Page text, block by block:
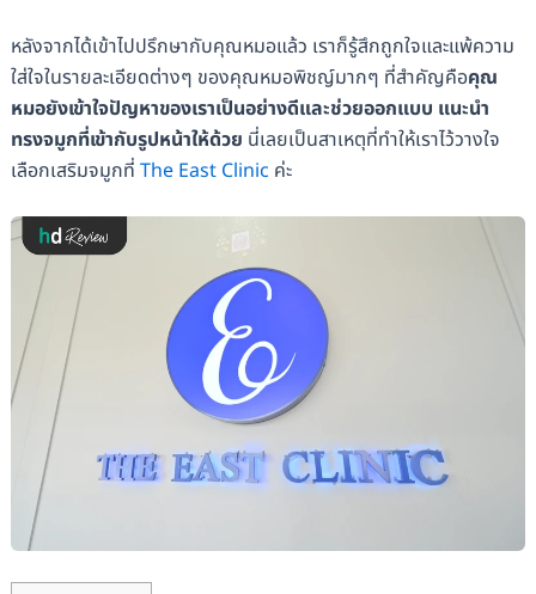
หลังจากได้เข้าไปปรึกษากับคุณหมอแล้ว เราก็รู้สึกถูกใจและแพ้ความ
ใส่ใจในรายละเอียดต่างๆ ของคุณหมอพิชญ์มากๆ ที่สำคัญคือคุณ
หมอยังเข้าใจปัญหาของเราเป็นอย่างดีและช่วยออกแบบ แนะนำ
ทรงจมูกที่เข้ากับรูปหน้าให้ด้วย นี่เลยเป็นสาเหตุที่ทำให้เราไว้วางใจ
เลือกเสริมจมูกที่ The East Clinic ค่ะ